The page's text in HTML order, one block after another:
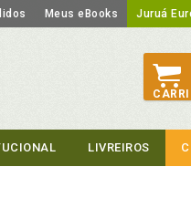
Meus eBooks Juruá
LIVREIROS